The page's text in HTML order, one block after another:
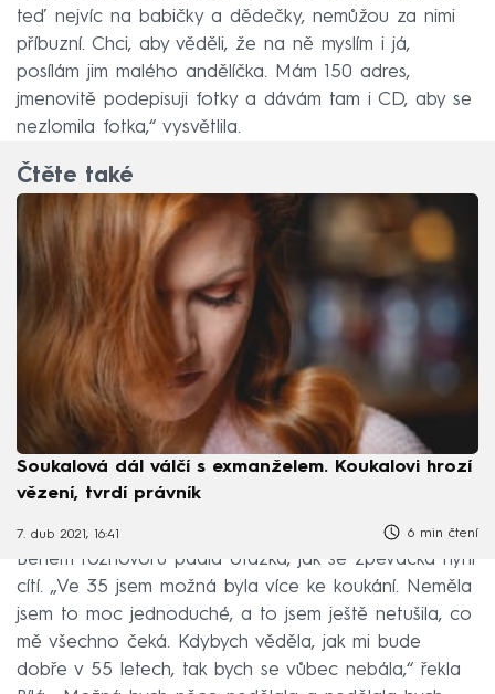
teď nejvíc na babičky a dědečky, nemůžou za nimi
příbuzní. Chci, aby věděli, že na ně myslím i já,
posílám jim malého andělíčka. Mám 150 adres,
jmenovitě podepisuji fotky a dávám tam i CD, aby se
nezlomila fotka,“ vysvětlila.
Čtěte také
Soukalová dál válčí s exmanželem. Koukalovi hrozí
vězení, tvrdí právník
7. dub 2021, 16:41 6 min čtení
Během rozhovoru padla otázka, jak se zpěvačka nyní
cítí. „Ve 35 jsem možná byla více ke koukání. Neměla
jsem to moc jednoduché, a to jsem ještě netušila, co
mě všechno čeká. Kdybych věděla, jak mi bude
dobře v 55 letech, tak bych se vůbec nebála,“ řekla